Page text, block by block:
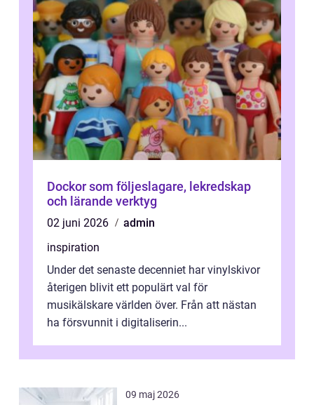
Dockor som följeslagare, lekredskap
och lärande verktyg
02 juni 2026
admin
inspiration
Under det senaste decenniet har vinylskivor
återigen blivit ett populärt val för
musikälskare världen över. Från att nästan
ha försvunnit i digitaliserin...
09 maj 2026